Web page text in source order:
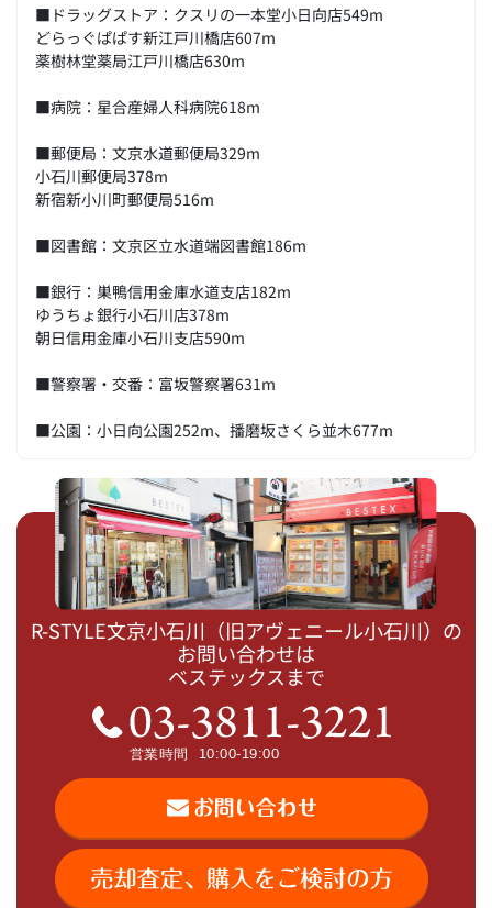
■ドラッグストア：クスリの一本堂小日向店549m
どらっぐぱぱす新江戸川橋店607m
薬樹林堂薬局江戸川橋店630m
■病院：星合産婦人科病院618m
■郵便局：文京水道郵便局329m
小石川郵便局378m
新宿新小川町郵便局516m
■図書館：文京区立水道端図書館186m
■銀行：巣鴨信用金庫水道支店182m
ゆうちょ銀行小石川店378m
朝日信用金庫小石川支店590m
■警察署・交番：富坂警察署631m
■公園：小日向公園252m、播磨坂さくら並木677m
R-STYLE文京小石川（旧アヴェニール小石川）の
お問い合わせは
ベステックスまで